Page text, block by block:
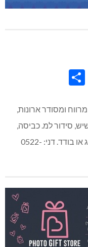
Link
ומסודר ארונות,
סידור למ. כביסה,
מרפסת מקורה, כניסה נפרדת. מתאים לזוג או בודד. דני: 0522-